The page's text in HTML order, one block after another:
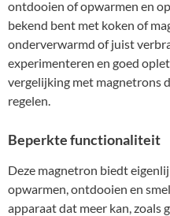
ontdooien of opwarmen en
bekend bent met koken of
onderverwarmd of juist
experimenteren en goed
vergelijking met magnetrons
regelen.
Beperkte functionaliteit
Deze magnetron biedt
opwarmen, ontdooien en
apparaat dat meer kan, zoals